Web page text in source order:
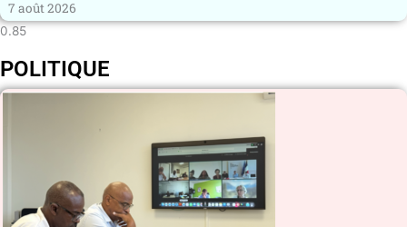
7 août 2026
POLITIQUE